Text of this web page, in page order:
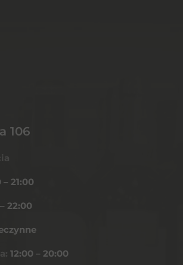
106
21:00
22:00
12:00 – 20:00